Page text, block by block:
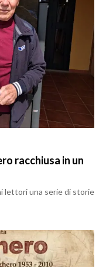
racchiusa in un
lettori una serie di storie